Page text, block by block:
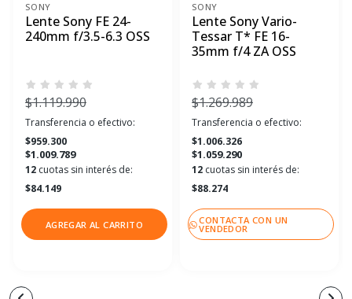
SONY
Lente Sony FE 24-
240mm f/3.5-6.3 OSS
$1.119.990
Transferencia o efectivo:
$959.300
$1.009.789
12 cuotas sin interés de:
$84.149
AGREGAR AL CARRITO
SONY
Lente Sony Vario-
Tessar T* FE 16-
35mm f/4 ZA OSS
$1.269.989
Transferencia o efectivo:
$1.006.326
$1.059.290
12 cuotas sin interés de:
$88.274
CONTACTA CON UN
VENDEDOR